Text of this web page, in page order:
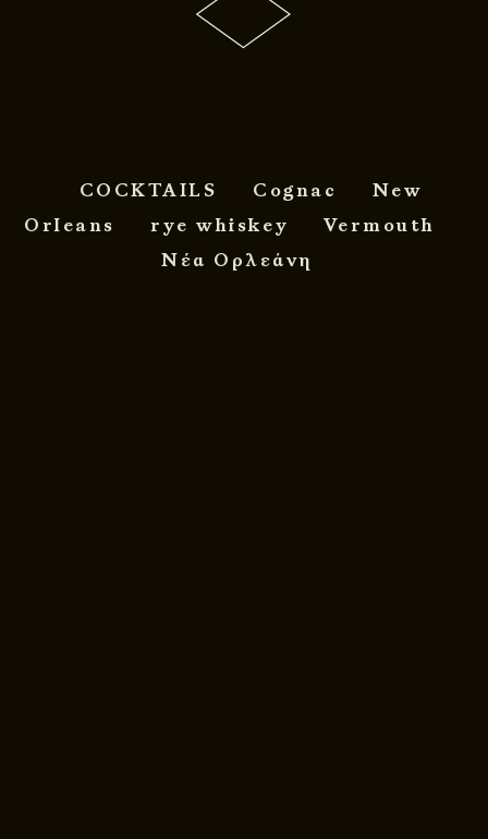
COCKTAILS Cognac
New
Orleans
rye whiskey
Vermouth
Νέα Ορλεάνη